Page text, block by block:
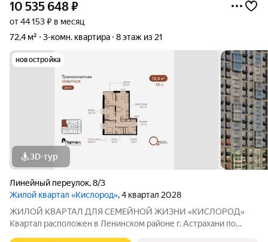
10 535 648₽
от 44 153 ₽ в месяц
72,4 м²
3-комн. квартира 8 этаж из 21
новостройка
3D-тур
Линейный переулок,8/3
Жилой квартал «Кислород», 4 квартал 2028
ЖИЛОЙ КВАРТАЛ ДЛЯ СЕМЕЙНОЙ ЖИЗНИ «КИСЛОРОД»
Квартал расположен в Ленинском районе г. Астрахани по